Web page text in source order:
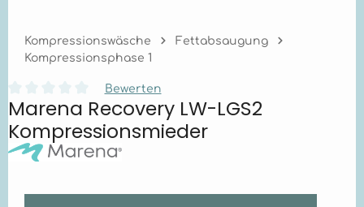
Kompressionswäsche
Fettabsaugung
Kompressionsphase 1
Durchschnittliche Bewertung von 0 von 5 Sternen
Bewerten
Marena Recovery LW-LGS2
Kompressionsmieder